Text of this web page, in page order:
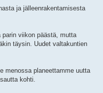
ja jälleenrakentamisesta
viikon päästä, mutta
täysin. Uudet valtakuntien
menossa planeettamme uutta
kohti.